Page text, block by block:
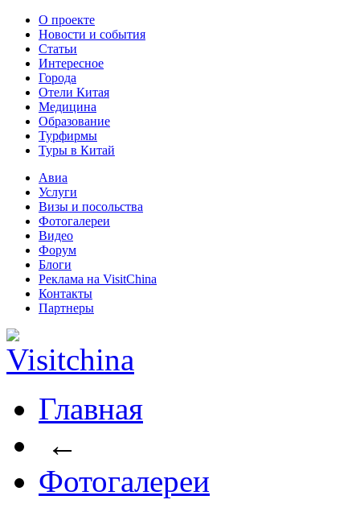
О проекте
Новости и события
Статьи
Интересное
Города
Отели Китая
Медицина
Образование
Турфирмы
Туры в Китай
Авиа
Услуги
Визы и посольства
Фотогалереи
Видео
Форум
Блоги
Реклама на VisitChina
Контакты
Партнеры
Главная
←
Фотогалереи